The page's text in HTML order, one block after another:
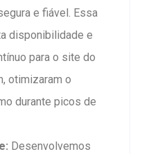
e fiável. Essa
disponibilidade e
para o site do
otimizaram o
durante picos de
Desenvolvemos